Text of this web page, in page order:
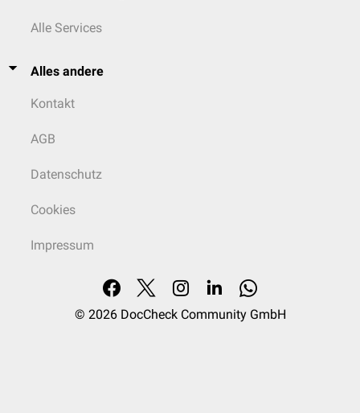
Alle Services
Alles andere
Kontakt
AGB
Datenschutz
Cookies
Impressum
© 2026 DocCheck Community GmbH